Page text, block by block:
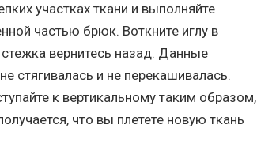
участках ткани и выполняйте
частью брюк. Воткните иглу в
вернитесь назад. Данные
стягивалась и не перекашивалась.
к вертикальному таким образом,
что вы плетете новую ткань